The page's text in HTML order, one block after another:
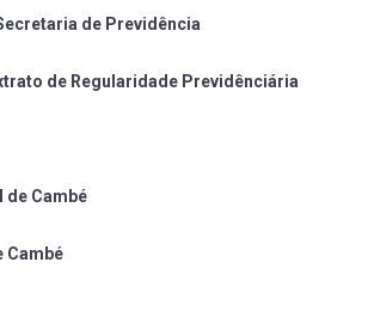
de Previdência
de Regularidade Previdênciária
de Cambé
Cambé